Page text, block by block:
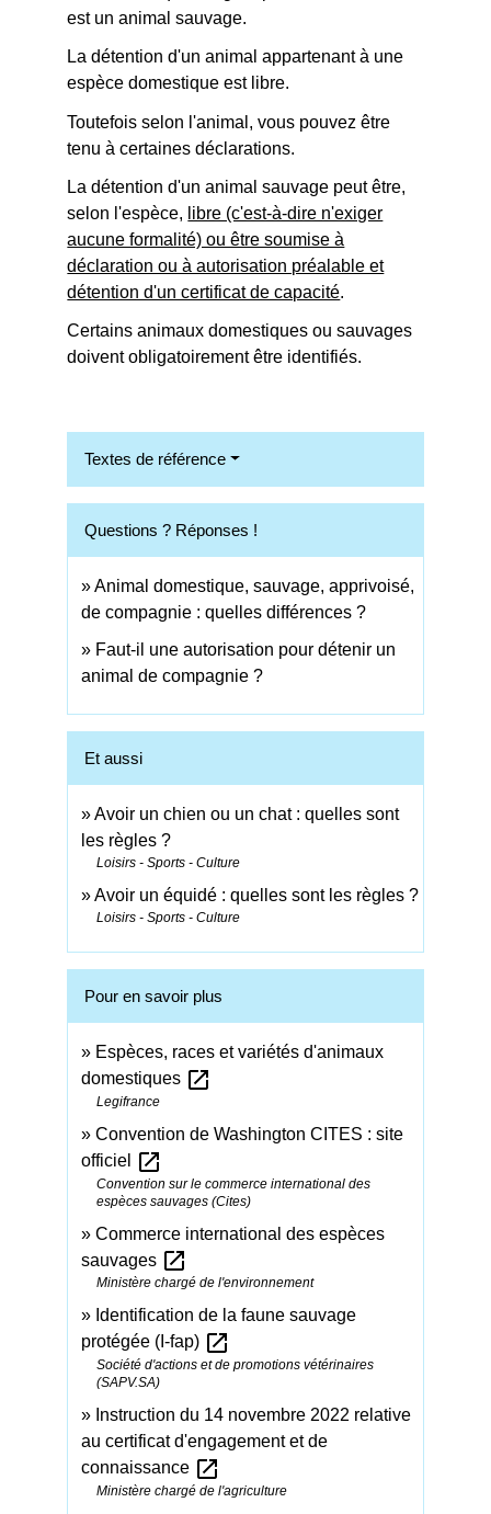
est un animal sauvage.
La détention d'un animal appartenant à une
espèce domestique est libre.
Toutefois selon l'animal, vous pouvez être
tenu à certaines déclarations.
La détention d'un animal sauvage peut être,
selon l'espèce, libre (c'est-à-dire n'exiger
aucune formalité) ou être soumise à
déclaration ou à autorisation préalable et
détention d'un certificat de capacité.
Certains animaux domestiques ou sauvages
doivent obligatoirement être identifiés.
Textes de référence
Questions ? Réponses !
Animal domestique, sauvage, apprivoisé,
de compagnie : quelles différences ?
Faut-il une autorisation pour détenir un
animal de compagnie ?
Et aussi
Avoir un chien ou un chat : quelles sont
les règles ?
Loisirs - Sports - Culture
Avoir un équidé : quelles sont les règles ?
Loisirs - Sports - Culture
Pour en savoir plus
Espèces, races et variétés d'animaux
domestiques open_in_new
Legifrance
Convention de Washington CITES : site
officiel
open_in_new
Convention sur le commerce international des
espèces sauvages (Cites)
Commerce international des espèces
sauvages open_in_new
Ministère chargé de l'environnement
Identification de la faune sauvage
protégée (I-fap) open_in_new
Société d'actions et de promotions vétérinaires
(SAPV.SA)
Instruction du 14 novembre 2022 relative
au certificat d'engagement et de
connaissance open_in_new
Ministère chargé de l'agriculture